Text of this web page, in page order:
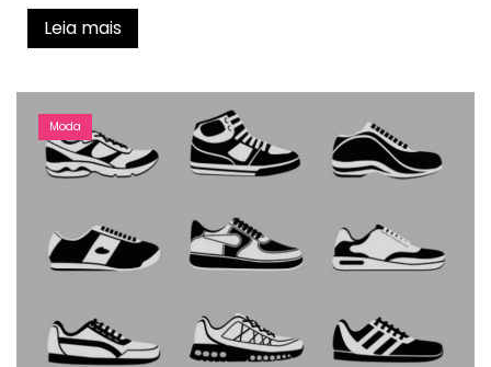
Leia mais
Moda